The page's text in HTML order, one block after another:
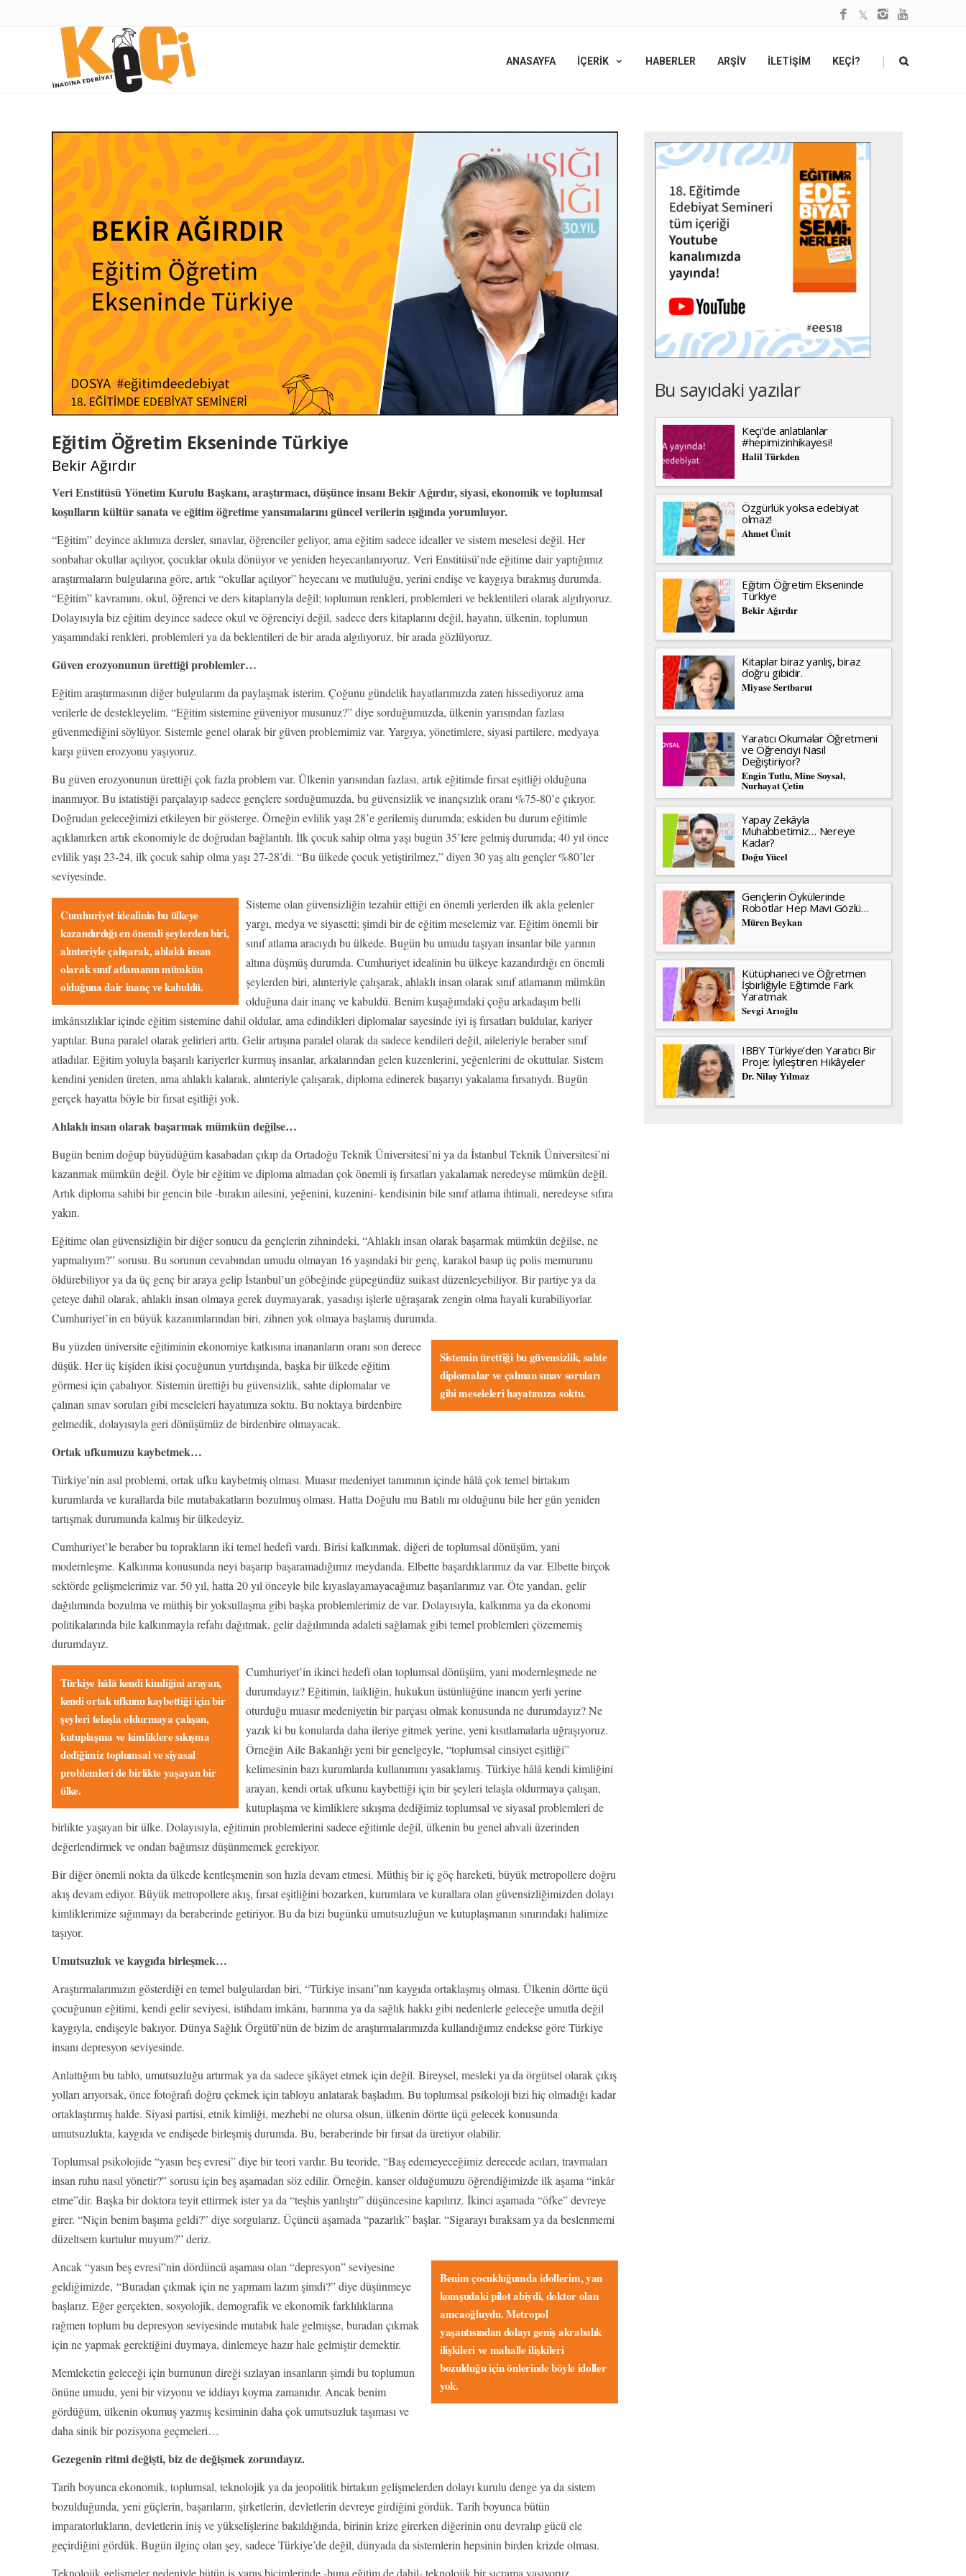
ANASAYFA İÇERİK HABERLER ARŞİV İLETİŞİM KEÇİ? |
Eğitim Öğretim Ekseninde Türkiye
Bekir Ağırdır
Veri Enstitüsü Yönetim Kurulu Başkanı, araştırmacı, düşünce insanı Bekir Ağırdır, siyasi, ekonomik ve toplumsal
koşulların kültür sanata ve eğitim öğretime yansımalarını güncel verilerin ışığında yorumluyor.
“Eğitim” deyince aklımıza dersler, sınavlar, öğrenciler geliyor, ama eğitim sadece idealler ve sistem meselesi değil. Her
sonbahar okullar açılıyor, çocuklar okula dönüyor ve yeniden heyecanlanıyoruz. Veri Enstitüsü’nde eğitime dair yaptığımız
araştırmaların bulgularına göre, artık “okullar açılıyor” heyecanı ve mutluluğu, yerini endişe ve kaygıya bırakmış durumda.
“Eğitim” kavramını, okul, öğrenci ve ders kitaplarıyla değil; toplumun renkleri, problemleri ve beklentileri olarak algılıyoruz.
Dolayısıyla biz eğitim deyince sadece okul ve öğrenciyi değil, sadece ders kitaplarını değil, hayatın, ülkenin, toplumun
yaşamındaki renkleri, problemleri ya da beklentileri de bir arada algılıyoruz, bir arada gözlüyoruz.
Güven erozyonunun ürettiği problemler…
Eğitim araştırmasının diğer bulgularını da paylaşmak isterim. Çoğunu gündelik hayatlarımızda zaten hissediyoruz ama
verilerle de destekleyelim. “Eğitim sistemine güveniyor musunuz?” diye sorduğumuzda, ülkenin yarısından fazlası
güvenmediğini söylüyor. Sistemle genel olarak bir güven problemimiz var. Yargıya, yönetimlere, siyasi partilere, medyaya
karşı güven erozyonu yaşıyoruz.
Bu güven erozyonunun ürettiği çok fazla problem var. Ülkenin yarısından fazlası, artık eğitimde fırsat eşitliği olduğuna
inanmıyor. Bu istatistiği parçalayıp sadece gençlere sorduğumuzda, bu güvensizlik ve inançsızlık oranı %75-80’e çıkıyor.
Doğrudan geleceğimizi etkileyen bir gösterge. Örneğin evlilik yaşı 28’e gerilemiş durumda; eskiden bu durum eğitimle
açıklanırken artık ekonomiyle de doğrudan bağlantılı. İlk çocuk sahip olma yaşı bugün 35’lere gelmiş durumda; 40 yıl önce
evlilik yaşı 23-24, ilk çocuk sahip olma yaşı 27-28’di. “Bu ülkede çocuk yetiştirilmez,” diyen 30 yaş altı gençler %80’ler
seviyesinde.
Cumhuriyet idealinin bu ülkeye
kazandırdığı en önemli şeylerden biri,
alınteriyle çalışarak, ahlaklı insan
olarak sınıf atlamanın mümkün
olduğuna dair inanç ve kabuldü.
Sisteme olan güvensizliğin tezahür ettiği en önemli yerlerden ilk akla gelenler
yargı, medya ve siyasetti; şimdi bir de eğitim meselemiz var. Eğitim önemli bir
sınıf atlama aracıydı bu ülkede. Bugün bu umudu taşıyan insanlar bile yarının
altına düşmüş durumda. Cumhuriyet idealinin bu ülkeye kazandırdığı en önemli
şeylerden biri, alınteriyle çalışarak, ahlaklı insan olarak sınıf atlamanın mümkün
olduğuna dair inanç ve kabuldü. Benim kuşağımdaki çoğu arkadaşım belli
imkânsızlıklar içinde eğitim sistemine dahil oldular, ama edindikleri diplomalar sayesinde iyi iş fırsatları buldular, kariyer
yaptılar. Buna paralel olarak gelirleri arttı. Gelir artışına paralel olarak da sadece kendileri değil, aileleriyle beraber sınıf
atladılar. Eğitim yoluyla başarılı kariyerler kurmuş insanlar, arkalarından gelen kuzenlerini, yeğenlerini de okuttular. Sistem
kendini yeniden üreten, ama ahlaklı kalarak, alınteriyle çalışarak, diploma edinerek başarıyı yakalama fırsatıydı. Bugün
gerçek hayatta böyle bir fırsat eşitliği yok.
Ahlaklı insan olarak başarmak mümkün değilse…
Bugün benim doğup büyüdüğüm kasabadan çıkıp da Ortadoğu Teknik Üniversitesi’ni ya da İstanbul Teknik Üniversitesi’ni
kazanmak mümkün değil. Öyle bir eğitim ve diploma almadan çok önemli iş fırsatları yakalamak neredeyse mümkün değil.
Artık diploma sahibi bir gencin bile -bırakın ailesini, yeğenini, kuzenini- kendisinin bile sınıf atlama ihtimali, neredeyse sıfıra
yakın.
Eğitime olan güvensizliğin bir diğer sonucu da gençlerin zihnindeki, “Ahlaklı insan olarak başarmak mümkün değilse, ne
yapmalıyım?” sorusu. Bu sorunun cevabından umudu olmayan 16 yaşındaki bir genç, karakol basıp üç polis memurunu
öldürebiliyor ya da üç genç bir araya gelip İstanbul’un göbeğinde güpegündüz suikast düzenleyebiliyor. Bir partiye ya da
çeteye dahil olarak, ahlaklı insan olmaya gerek duymayarak, yasadışı işlerle uğraşarak zengin olma hayali kurabiliyorlar.
Cumhuriyet’in en büyük kazanımlarından biri, zihnen yok olmaya başlamış durumda.
Sistemin ürettiği bu güvensizlik, sahte
diplomalar ve çalınan sınav soruları
gibi meseleleri hayatımıza soktu.
Bu yüzden üniversite eğitiminin ekonomiye katkısına inananların oranı son derece
düşük. Her üç kişiden ikisi çocuğunun yurtdışında, başka bir ülkede eğitim
görmesi için çabalıyor. Sistemin ürettiği bu güvensizlik, sahte diplomalar ve
çalınan sınav soruları gibi meseleleri hayatımıza soktu. Bu noktaya birdenbire
gelmedik, dolayısıyla geri dönüşümüz de birdenbire olmayacak.
Ortak ufkumuzu kaybetmek…
Türkiye’nin asıl problemi, ortak ufku kaybetmiş olması. Muasır medeniyet tanımının içinde hâlâ çok temel birtakım
kurumlarda ve kurallarda bile mutabakatların bozulmuş olması. Hatta Doğulu mu Batılı mı olduğunu bile her gün yeniden
tartışmak durumunda kalmış bir ülkedeyiz.
Cumhuriyet’le beraber bu toprakların iki temel hedefi vardı. Birisi kalkınmak, diğeri de toplumsal dönüşüm, yani
modernleşme. Kalkınma konusunda neyi başarıp başaramadığımız meydanda. Elbette başardıklarımız da var. Elbette birçok
sektörde gelişmelerimiz var. 50 yıl, hatta 20 yıl önceyle bile kıyaslayamayacağımız başarılarımız var. Öte yandan, gelir
dağılımında bozulma ve müthiş bir yoksullaşma gibi başka problemlerimiz de var. Dolayısıyla, kalkınma ya da ekonomi
politikalarında bile kalkınmayla refahı dağıtmak, gelir dağılımında adaleti sağlamak gibi temel problemleri çözememiş
durumdayız.
Türkiye hâlâ kendi kimliğini arayan,
kendi ortak ufkunu kaybettiği için bir
şeyleri telaşla oldurmaya çalışan,
kutuplaşma ve kimliklere sıkışma
dediğimiz toplumsal ve siyasal
problemleri de birlikte yaşayan bir
ülke.
Cumhuriyet’in ikinci hedefi olan toplumsal dönüşüm, yani modernleşmede ne
durumdayız? Eğitimin, laikliğin, hukukun üstünlüğüne inancın yerli yerine
oturduğu muasır medeniyetin bir parçası olmak konusunda ne durumdayız? Ne
yazık ki bu konularda daha ileriye gitmek yerine, yeni kısıtlamalarla uğraşıyoruz.
Örneğin Aile Bakanlığı yeni bir genelgeyle, “toplumsal cinsiyet eşitliği”
kelimesinin bazı kurumlarda kullanımını yasaklamış. Türkiye hâlâ kendi kimliğini
arayan, kendi ortak ufkunu kaybettiği için bir şeyleri telaşla oldurmaya çalışan,
kutuplaşma ve kimliklere sıkışma dediğimiz toplumsal ve siyasal problemleri de
birlikte yaşayan bir ülke. Dolayısıyla, eğitimin problemlerini sadece eğitimle değil, ülkenin bu genel ahvali üzerinden
değerlendirmek ve ondan bağımsız düşünmemek gerekiyor.
Bir diğer önemli nokta da ülkede kentleşmenin son hızla devam etmesi. Müthiş bir iç göç hareketi, büyük metropollere doğru
akış devam ediyor. Büyük metropollere akış, fırsat eşitliğini bozarken, kurumlara ve kurallara olan güvensizliğimizden dolayı
kimliklerimize sığınmayı da beraberinde getiriyor. Bu da bizi bugünkü umutsuzluğun ve kutuplaşmanın sınırındaki halimize
taşıyor.
Umutsuzluk ve kaygıda birleşmek…
Araştırmalarımızın gösterdiği en temel bulgulardan biri, “Türkiye insanı”nın kaygıda ortaklaşmış olması. Ülkenin dörtte üçü
çocuğunun eğitimi, kendi gelir seviyesi, istihdam imkânı, barınma ya da sağlık hakkı gibi nedenlerle geleceğe umutla değil
kaygıyla, endişeyle bakıyor. Dünya Sağlık Örgütü’nün de bizim de araştırmalarımızda kullandığımız endekse göre Türkiye
insanı depresyon seviyesinde.
Anlattığım bu tablo, umutsuzluğu artırmak ya da sadece şikâyet etmek için değil. Bireysel, mesleki ya da örgütsel olarak çıkış
yolları arıyorsak, önce fotoğrafı doğru çekmek için tabloyu anlatarak başladım. Bu toplumsal psikoloji bizi hiç olmadığı kadar
ortaklaştırmış halde. Siyasi partisi, etnik kimliği, mezhebi ne olursa olsun, ülkenin dörtte üçü gelecek konusunda
umutsuzlukta, kaygıda ve endişede birleşmiş durumda. Bu, beraberinde bir fırsat da üretiyor olabilir.
Toplumsal psikolojide “yasın beş evresi” diye bir teori vardır. Bu teoride, “Baş edemeyeceğimiz derecede acıları, travmaları
insan ruhu nasıl yönetir?” sorusu için beş aşamadan söz edilir. Örneğin, kanser olduğumuzu öğrendiğimizde ilk aşama “inkâr
etme”dir. Başka bir doktora teyit ettirmek ister ya da “teşhis yanlıştır” düşüncesine kapılırız. İkinci aşamada “öfke” devreye
girer. “Niçin benim başıma geldi?” diye sorgularız. Üçüncü aşamada “pazarlık” başlar. “Sigarayı bıraksam ya da beslenmemi
düzeltsem kurtulur muyum?” deriz.
Benim çocukluğumda idollerim, yan
komşudaki pilot abiydi, doktor olan
amcaoğluydu. Metropol
yaşantısından dolayı geniş akrabalık
ilişkileri ve mahalle ilişkileri
bozulduğu için önlerinde böyle idoller
yok.
Ancak “yasın beş evresi”nin dördüncü aşaması olan “depresyon” seviyesine
geldiğimizde, “Buradan çıkmak için ne yapmam lazım şimdi?” diye düşünmeye
başlarız. Eğer gerçekten, sosyolojik, demografik ve ekonomik farklılıklarına
rağmen toplum bu depresyon seviyesinde mutabık hale gelmişse, buradan çıkmak
için ne yapmak gerektiğini duymaya, dinlemeye hazır hale gelmiştir demektir.
Memleketin geleceği için burnunun direği sızlayan insanların şimdi bu toplumun
önüne umudu, yeni bir vizyonu ve iddiayı koyma zamanıdır. Ancak benim
gördüğüm, ülkenin okumuş yazmış kesiminin daha çok umutsuzluk taşıması ve
daha sinik bir pozisyona geçmeleri…
Gezegenin ritmi değişti, biz de değişmek zorundayız.
Tarih boyunca ekonomik, toplumsal, teknolojik ya da jeopolitik birtakım gelişmelerden dolayı kurulu denge ya da sistem
bozulduğunda, yeni güçlerin, başarıların, şirketlerin, devletlerin devreye girdiğini gördük. Tarih boyunca bütün
imparatorlukların, devletlerin iniş ve yükselişlerine bakıldığında, birinin krize girerken diğerinin onu devralıp gücü ele
geçirdiğini gördük. Bugün ilginç olan şey, sadece Türkiye’de değil, dünyada da sistemlerin hepsinin birden krizde olması.
Teknolojik gelişmeler nedeniyle bütün iş yapış biçimlerinde -buna eğitim de dahil- teknolojik bir sıçrama yaşıyoruz.
Bu sayıdaki yazılar
Keçi’de anlatılanlar
#hepimizinhikayesi!
Halil Türkden
Özgürlük yoksa edebiyat
olmaz!
Ahmet Ümit
Eğitim Öğretim Ekseninde
Türkiye
Bekir Ağırdır
Kitaplar biraz yanlış, biraz
doğru gibidir.
Miyase Sertbarut
Yaratıcı Okumalar Öğretmeni
ve Öğrenciyi Nasıl
Değiştiriyor?
Engin Tutlu, Mine Soysal,
Nurhayat Çetin
Yapay Zekâyla
Muhabbetimiz… Nereye
Kadar?
Doğu Yücel
Gençlerin Öykülerinde
Robotlar Hep Mavi Gözlü…
Müren Beykan
Kütüphaneci ve Öğretmen
İşbirliğiyle Eğitimde Fark
Yaratmak
Sevgi Arıoğlu
IBBY Türkiye’den Yaratıcı Bir
Proje: İyileştiren Hikâyeler
Dr. Nilay Yılmaz